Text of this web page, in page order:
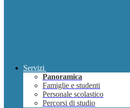
Servizi
Panoramica
Famiglie e studenti
Personale scolastico
Percorsi di studio